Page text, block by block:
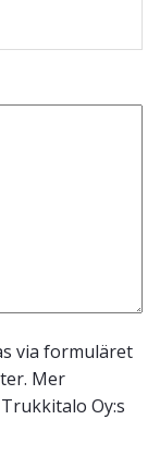
via formuläret
Mer
Oy:s